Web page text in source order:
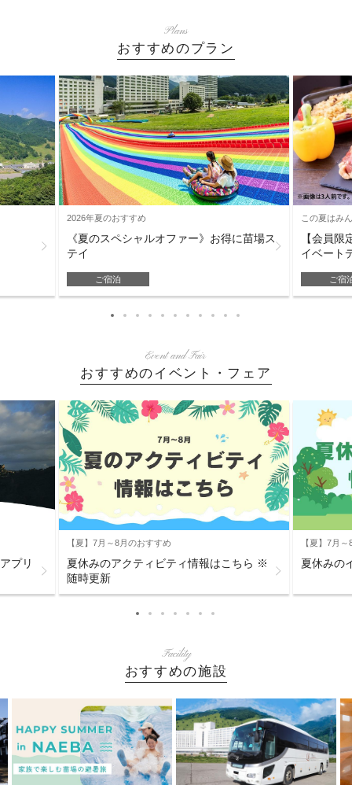
Plans
おすすめのプラン
2026年夏のおすすめ
《夏のスペシャルオファー》お得に苗場ス
テイ
ご宿泊
この夏はみ
【会員
イベート
ご宿
Event and Fair
おすすめのイベント・フェア
プリ
【夏】7月～8月のおすすめ
夏休みのアクティビティ情報はこちら ※
随時更新
【夏】7月
夏休みの
Facility
おすすめの施設